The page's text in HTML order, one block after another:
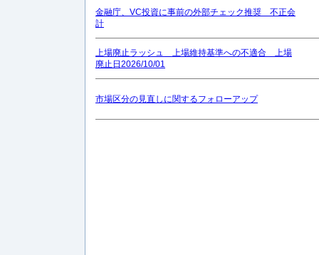
金融庁、VC投資に事前の外部チェック推奨 不正会
計
上場廃止ラッシュ＿上場維持基準への不適合 上場
廃止日2026/10/01
市場区分の見直しに関するフォローアップ